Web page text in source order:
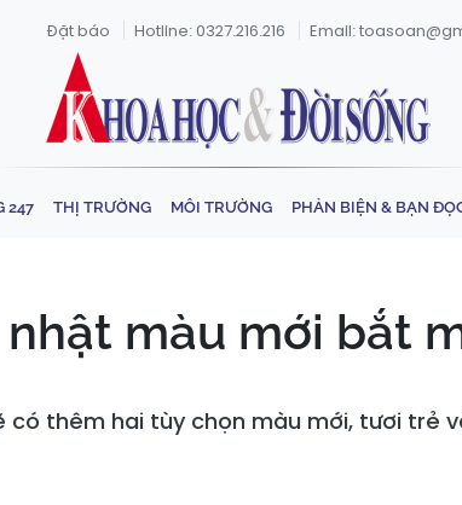
Đặt báo Hotline: 0327.216.216 Email:
247 THỊ TRƯỜNG MÔI TRƯỜNG PHẢN BIỆN & BẠN
nhật màu mới bắt
có thêm hai tùy chọn màu mới, tươi trẻ